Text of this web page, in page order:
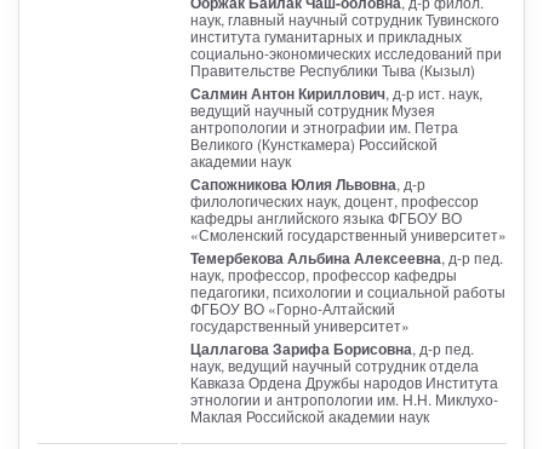
наук, главный научный сотрудник Тувинского
института гуманитарных и прикладных
социально-экономических исследований при
Правительстве Республики Тыва (Кызыл)
Салмин Антон Кириллович, д-р ист. наук,
ведущий научный сотрудник Музея
антропологии и этнографии им. Петра
Великого (Кунсткамера) Российской
академии наук
Сапожникова Юлия Львовна, д-р
филологических наук, доцент, профессор
кафедры английского языка ФГБОУ ВО
«Смоленский государственный университет»
Темербекова Альбина Алексеевна, д-р пед.
наук, профессор, профессор кафедры
педагогики, психологии и социальной работы
ФГБОУ ВО «Горно-Алтайский
государственный университет»
Цаллагова Зарифа Борисовна, д-р пед.
наук, ведущий научный сотрудник отдела
Кавказа Ордена Дружбы народов Института
этнологии и антропологии им. Н.Н. Миклухо-
Маклая Российской академии наук